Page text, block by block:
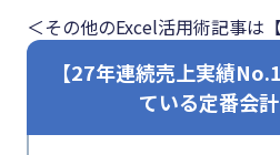
＜その他のExcel活用術記事は【
【27年連続売上実績
ている定番会